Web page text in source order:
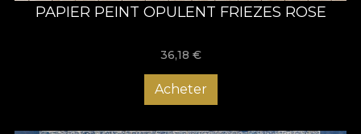
PAPIER PEINT OPULENT FRIEZES ROSE
36,18 €
Acheter